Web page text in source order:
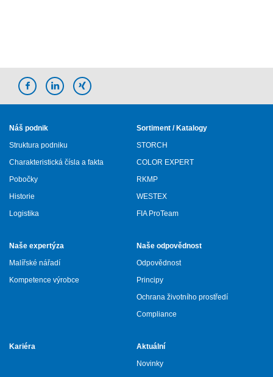
Náš podnik
Struktura podniku
Charakteristická čísla a fakta
Pobočky
Historie
Logistika
Sortiment / Katalogy
STORCH
COLOR EXPERT
RKMP
WESTEX
FIA ProTeam
Naše expertýza
Malířské nářadí
Kompetence výrobce
Naše odpovědnost
Odpovědnost
Principy
Ochrana životního prostředí
Compliance
Kariéra
Aktuální
Novinky